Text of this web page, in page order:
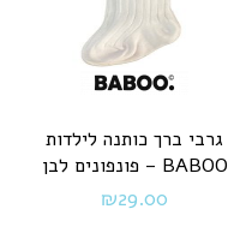
גרבי ברך כותנה לילדות
BABOO – פונפונים לבן
₪29.00